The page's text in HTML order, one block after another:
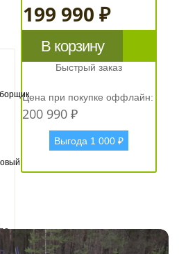
199 990 ₽
В корзину
Быстрый заказ
Цена при покупке оффлайн:
200 990 ₽
Выгода 1 000 ₽